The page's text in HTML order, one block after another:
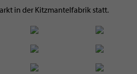
in der Kitzmantelfabrik statt.